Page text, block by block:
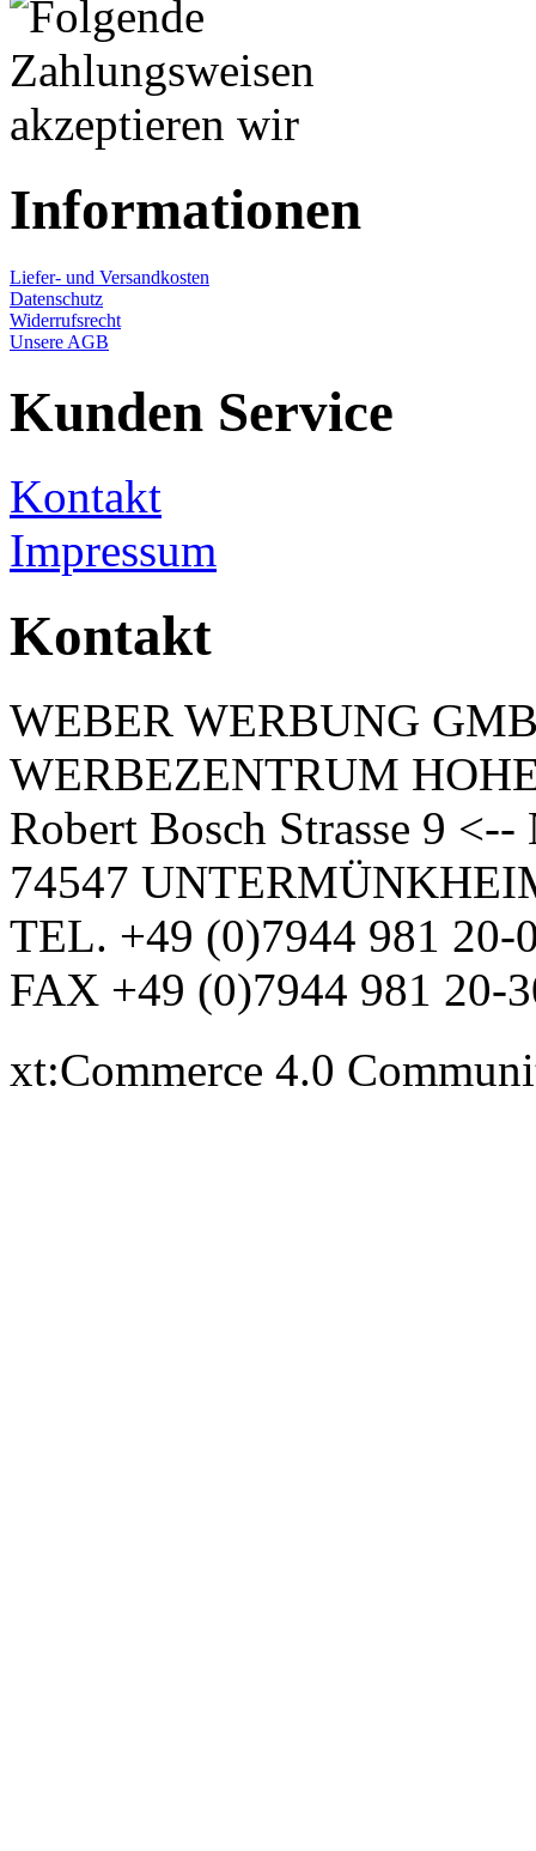
Informationen
Liefer- und Versandkosten
Datenschutz
Widerrufsrecht
Unsere AGB
Kunden Service
Kontakt
Impressum
Kontakt
WEBER WERBUNG
WERBEZENTRUM
Robert Bosch Strasse 9
74547
TEL. +49 (0)7944 981 20-
FAX +49 (0)7944 981 20-
xt:Commerce 4.0